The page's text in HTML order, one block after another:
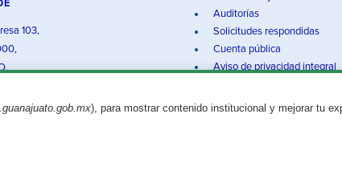
), para mostrar contenido institucional y mejorar tu
103,
Auditorías
Solicitudes respondidas
Cuenta pública
Aviso de privacidad integral
Aviso legal© 2025 Gobierno del Estado de Guanajuato